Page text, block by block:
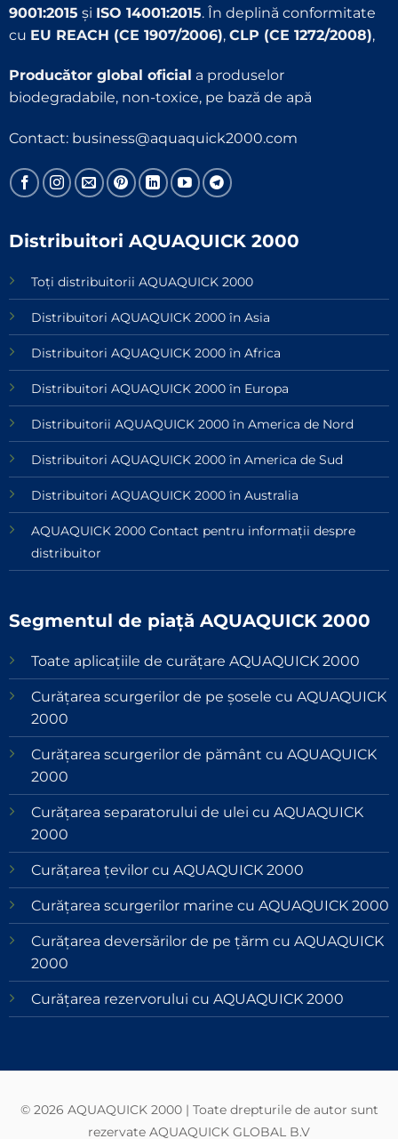
9001:2015 și ISO 14001:2015. În deplină conformitate
cu EU REACH (CE 1907/2006), CLP (CE 1272/2008),
Producător global oficial a produselor
biodegradabile, non-toxice, pe bază de apă
Contact: business@aquaquick2000.com
Distribuitori AQUAQUICK 2000
Toți distribuitorii AQUAQUICK 2000
Distribuitori AQUAQUICK 2000 în Asia
Distribuitori AQUAQUICK 2000 în Africa
Distribuitori AQUAQUICK 2000 în Europa
Distribuitorii AQUAQUICK 2000 în America de Nord
Distribuitori AQUAQUICK 2000 în America de Sud
Distribuitori AQUAQUICK 2000 în Australia
AQUAQUICK 2000 Contact pentru informații despre
distribuitor
Segmentul de piață AQUAQUICK 2000
Toate aplicațiile de curățare AQUAQUICK 2000
Curățarea scurgerilor de pe șosele cu AQUAQUICK
2000
Curățarea scurgerilor de pământ cu AQUAQUICK
2000
Curățarea separatorului de ulei cu AQUAQUICK
2000
Curățarea țevilor cu AQUAQUICK 2000
Curățarea scurgerilor marine cu AQUAQUICK 2000
Curățarea deversărilor de pe țărm cu AQUAQUICK
2000
Curățarea rezervorului cu AQUAQUICK 2000
© 2026 AQUAQUICK 2000 | Toate drepturile de autor sunt
rezervate AQUAQUICK GLOBAL B.V